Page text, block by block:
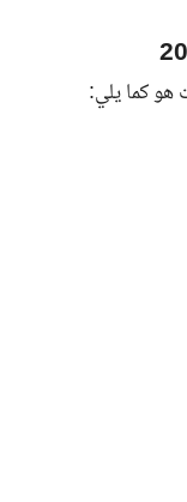
هو كما يلي: